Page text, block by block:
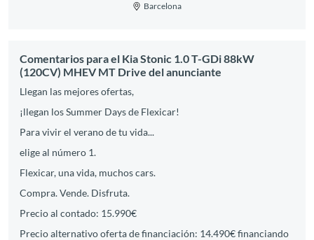
Barcelona
Comentarios para el Kia Stonic 1.0 T-GDi 88kW
(120CV) MHEV MT Drive del anunciante
Llegan las mejores ofertas,
¡llegan los Summer Days de Flexicar!
Para vivir el verano de tu vida...
elige al número 1.
Flexicar, una vida, muchos cars.
Compra. Vende. Disfruta.
Precio al contado: 15.990€
Precio alternativo oferta de financiación: 14.490€ financiando